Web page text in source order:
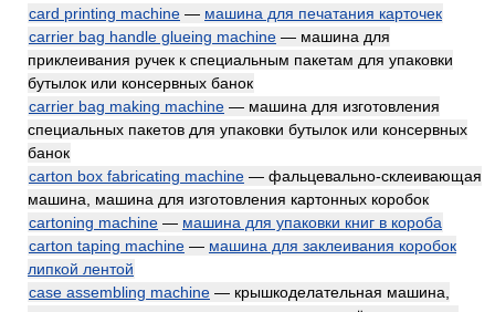
card printing machine — машина для печатания карточек
carrier bag handle glueing machine — машина для
приклеивания ручек к специальным пакетам для упаковки
бутылок или консервных банок
carrier bag making machine — машина для изготовления
специальных пакетов для упаковки бутылок или консервных
банок
carton box fabricating machine — фальцевально-склеивающая
машина, машина для изготовления картонных коробок
cartoning machine — машина для упаковки книг в короба
carton taping machine — машина для заклеивания коробок
липкой лентой
case assembling machine — крышкоделательная машина,